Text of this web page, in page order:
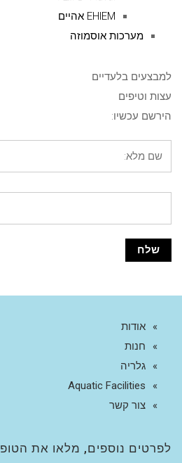
EHIEM אהיים
מערכות אוסמוזה
למבצעים בלעדיים
עצות וטיפים
הירשם עכשיו:
אודות
חנות
גלריה
Aquatic Facilities
צור קשר
לפרטים נוספים, מלאו את